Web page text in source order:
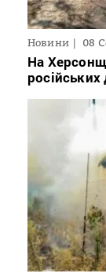
Новини 08
На